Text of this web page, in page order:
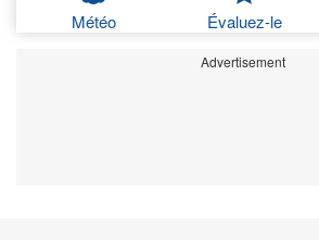
Météo Évaluez-le
Advertisement